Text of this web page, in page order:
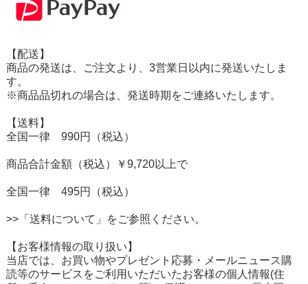
【配送】
商品の発送は、ご注文より、3営業日以内に発送いたしま
す。
※商品品切れの場合は、発送時期をご連絡いたします。
【送料】
全国一律 990円（税込）
商品合計金額（税込）￥9,720以上で
全国一律 495円（税込）
>>「送料について」をご参照ください。
【お客様情報の取り扱い】
当店では、お買い物やプレゼント応募・メールニュース購
読等のサービスをご利用いただいたお客様の個人情報(住